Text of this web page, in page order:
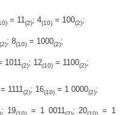
= 11(2); 4(10) = 100(2);
(2); 8(10) = 1000(2);
1011(2); 12(10) = 1100(2);
= 1111(2); 16(10) = 1 0000(2);
; 19(10) = 1 0011(2); 20(10)
= 1